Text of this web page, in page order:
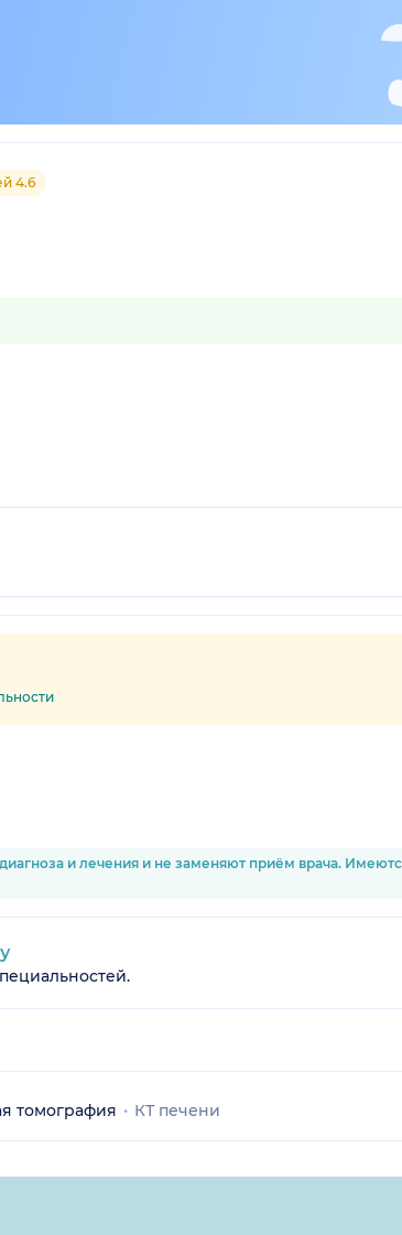
4.6
и лечения и не заменяют приём врача.
томография КТ печени